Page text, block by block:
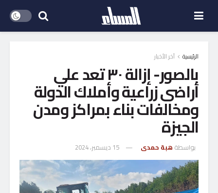
الرئيسية آخر الأخبار
بالصور- إزالة ٣٠ تعد علي
أراضى زراعية وأملاك الدولة
ومخالفات بناء بمراكز ومدن
الجيزة
بواسطة هبة حمدى 15 ديسمبر، 2024